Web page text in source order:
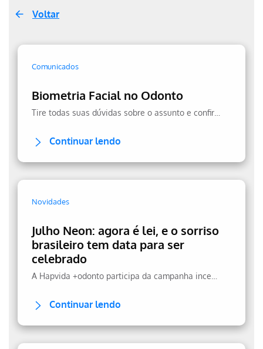
Voltar
Comunicados
Biometria Facial no Odonto
Continuar lendo
Novidades
Julho Neon: agora é lei, e o sorriso
brasileiro tem data para ser
celebrado
Continuar lendo